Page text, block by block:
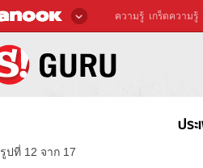
ความรู้ เกร็ดความรู้
ปร
รูปที่ 12 จาก 17